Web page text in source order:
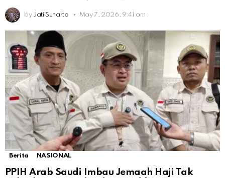
by Jati Sunarto May 7, 2026, 9:41 am
Berita NASIONAL
PPIH Arab Saudi Imbau Jemaah Haji Tak